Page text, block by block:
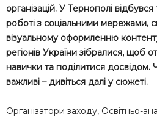
організацій. У Тернополі
роботі з соціальними мережами,
візуальному оформленню
регіонів України зібралися, щоб
навички та поділитися досвідом.
важливі – дивіться далі у сюжеті.
Організатори заходу, Освітньо-